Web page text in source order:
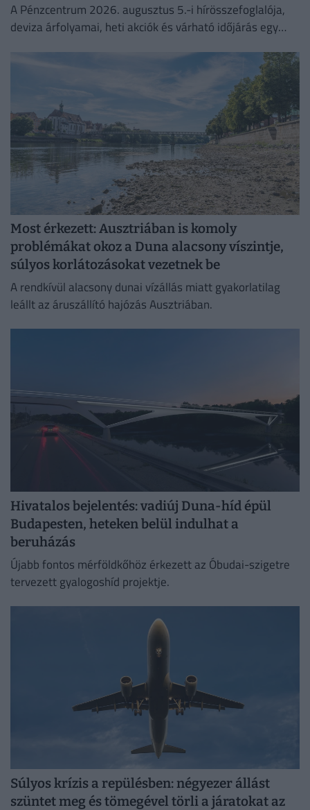
A Pénzcentrum 2026. augusztus 5.-i hírösszefoglalója,
deviza árfolyamai, heti akciók és várható időjárás egy
Most érkezett: Ausztriában is komoly
problémákat okoz a Duna alacsony víszintje,
súlyos korlátozásokat vezetnek be
A rendkívül alacsony dunai vízállás miatt gyakorlatilag
leállt az áruszállító hajózás Ausztriában.
Hivatalos bejelentés: vadiúj Duna-híd épül
Budapesten, heteken belül indulhat a
beruházás
Újabb fontos mérföldkőhöz érkezett az Óbudai-szigetre
tervezett gyalogoshíd projektje.
Súlyos krízis a repülésben: négyezer állást
szüntet meg és tömegével törli a járatokat az